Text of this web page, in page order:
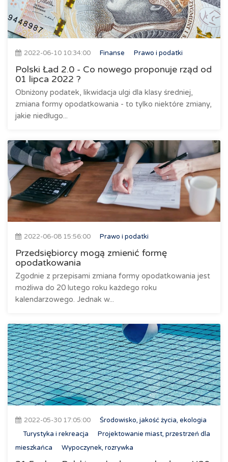
2022-06-10 10:34:00 Finanse Prawo i podatki
Polski Ład 2.0 - Co nowego proponuje rząd od
01 lipca 2022 ?
Obniżony podatek, likwidacja ulgi dla klasy średniej,
zmiana formy opodatkowania - to tylko niektóre zmiany,
jakie niedługo...
2022-06-08 15:56:00 Prawo i podatki
Przedsiębiorcy mogą zmienić formę
opodatkowania
Zgodnie z przepisami zmiana formy opodatkowania jest
możliwa do 20 lutego roku każdego roku
kalendarzowego. Jednak w...
2022-05-30 17:05:00
Środowisko, jakość życia, ekologia
Turystyka i rekreacja
Projektowanie miast, przestrzeń dla
mieszkańca
Wypoczynek, rozrywka